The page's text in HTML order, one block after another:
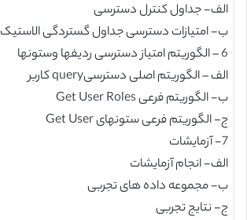
الف- جداول کنترل دسترسی
ب- امتیازات دسترسی جداول گستردگی الاستیک
6 – الگوریتم امتیاز دسترسی ردیفها وستونها
الف – الگوریتم اصلی دسترسیquery کاربر
ب- الگوریتم فرعی Get User Roles
ج- الگوریتم فرعی ستونهای Get User
7- آزمایشات
الف- انجام آزمایشات
ب- مجموعه داده های تجربی
ج- نتایج تجربی